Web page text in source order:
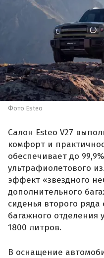
Фото Esteo
Салон Esteo V27
комфорт и
обеспечивает до
ультрафиолетового
эффект «звездного
дополнительного
сиденья второго
багажного отделения
1800 литров.
В оснащение